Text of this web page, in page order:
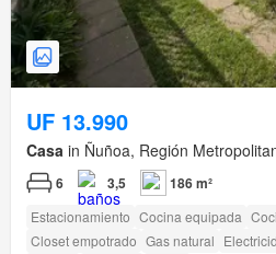
UF 13.990
Casa in Ñuñoa, Región
6 3,5 186 m²
Estacionamiento Cocina equipada
Closet empotrado Gas natural